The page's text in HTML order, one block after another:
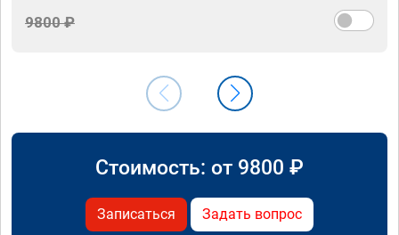
9800 ₽
Стоимость: от 9800 ₽
Записаться Задать вопрос